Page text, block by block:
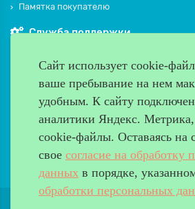
Памятка покупателю
Служба поддержки
Производители
Дополнительно
Наш адрес
Работаем с 9:00 до 20:00
8 (499) 685-33-26
Сайт использует cookie-
ваше пребывание на нем
удобным. К cайту
аналитики Яндекс.
cookie-файлы. Оставаясь на
свое согласие на обработку
данных в порядке,
обработки персональных